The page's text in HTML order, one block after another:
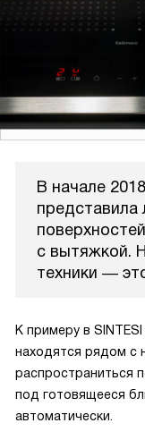
В начале
представила
с вытяжкой.
техники ―
К примеру в
находятся рядом с
распространиться
под готовящееся
автоматически.